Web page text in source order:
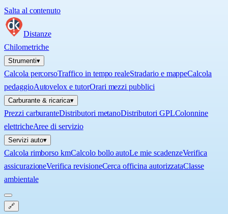
Salta al contenuto
Distanze
Chilometriche
Strumenti▾
Calcola percorsoTraffico in tempo realeStradario e mappeCalcola
pedaggioAutovelox e tutorOrari mezzi pubblici
Carburante & ricarica▾
Prezzi carburanteDistributori metanoDistributori GPLColonnine
elettricheAree di servizio
Servizi auto▾
Calcola rimborso kmCalcolo bollo autoLe mie scadenzeVerifica
assicurazioneVerifica revisioneCerca officina autorizzataClasse
ambientale
🔗